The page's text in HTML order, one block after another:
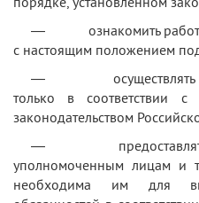
— ознакомить
с настоящим положением
— осуществлять
только в соответствии
законодательством
— предоставлять
уполномоченным лицам и
необходима им для